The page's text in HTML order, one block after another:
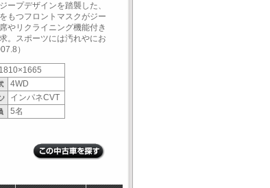
ープデザインを踏襲した、
もつフロントマスクがジー
やリクライニング機能付き
。スポーツには汚れやにお
）
4WD
インパネCVT
5名